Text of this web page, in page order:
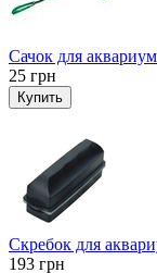
Сачок для
25 грн
Купить
Скребок для
193 грн